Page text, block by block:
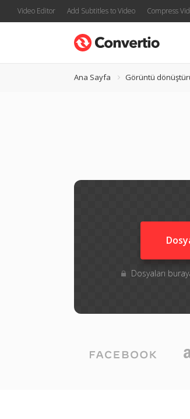
Video Editor Add Subtitles to Video Compress
Ana Sayfa Görüntü
Dosyaları